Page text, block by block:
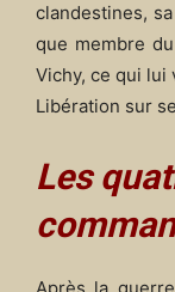
clandestines,
que membre
Vichy, ce qui lui
Libération sur
Les